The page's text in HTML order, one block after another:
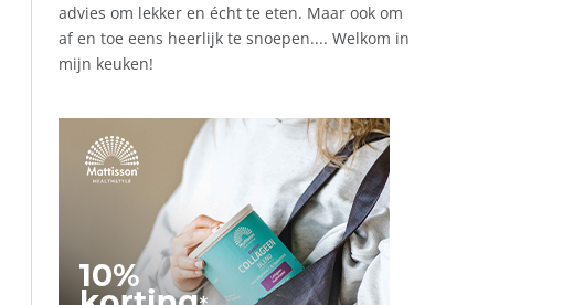
advies om lekker en écht te eten. Maar ook om
af en toe eens heerlijk te snoepen.... Welkom in
mijn keuken!